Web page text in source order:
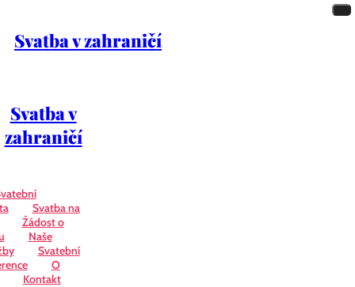
Svatba v zahraničí
Svatba v
zahraničí
Svatba na
Žádost o
Naše
Svatební
O
Kontakt